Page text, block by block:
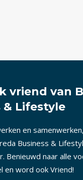
vriend van
& Lifestyle
en
Business &
Benieuwd naar alle
en word ook Vriend!